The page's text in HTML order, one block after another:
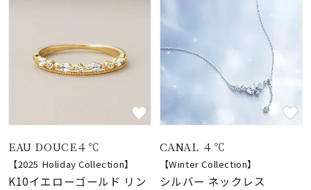
EAU DOUCE４℃
【2025 Holiday Collection】
K10イエローゴールド リン
CANAL ４℃
【Winter Collection】
シルバー ネックレス